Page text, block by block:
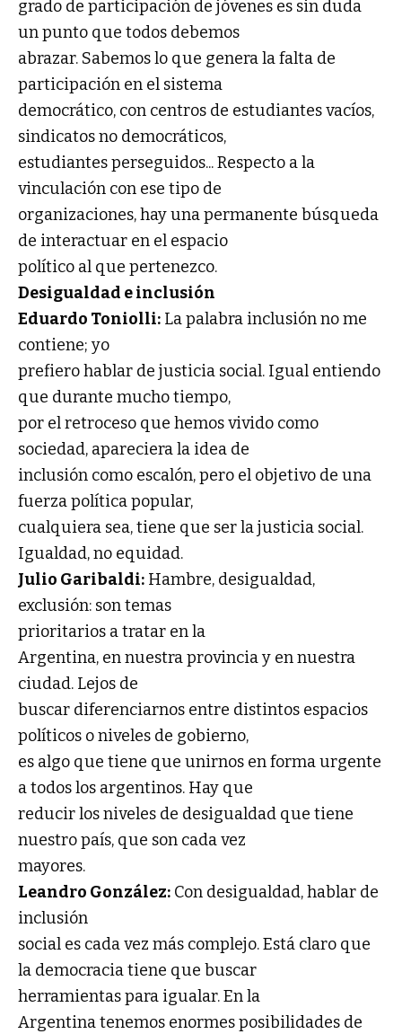
grado de participación de jóvenes es sin duda
un punto que todos debemos
abrazar. Sabemos lo que genera la falta de
participación en el sistema
democrático, con centros de estudiantes vacíos,
sindicatos no democráticos,
estudiantes perseguidos... Respecto a la
vinculación con ese tipo de
organizaciones, hay una permanente búsqueda
de interactuar en el espacio
político al que pertenezco.
Desigualdad e inclusión
Eduardo Toniolli: La palabra inclusión no me
contiene; yo
prefiero hablar de justicia social. Igual entiendo
que durante mucho tiempo,
por el retroceso que hemos vivido como
sociedad, apareciera la idea de
inclusión como escalón, pero el objetivo de una
fuerza política popular,
cualquiera sea, tiene que ser la justicia social.
Igualdad, no equidad.
Julio Garibaldi: Hambre, desigualdad,
exclusión: son temas
prioritarios a tratar en la
Argentina, en nuestra provincia y en nuestra
ciudad. Lejos de
buscar diferenciarnos entre distintos espacios
políticos o niveles de gobierno,
es algo que tiene que unirnos en forma urgente
a todos los argentinos. Hay que
reducir los niveles de desigualdad que tiene
nuestro país, que son cada vez
mayores.
Leandro González: Con desigualdad, hablar de
inclusión
social es cada vez más complejo. Está claro que
la democracia tiene que buscar
herramientas para igualar. En la
Argentina tenemos enormes posibilidades de